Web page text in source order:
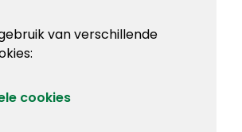
van verschillende
cookies